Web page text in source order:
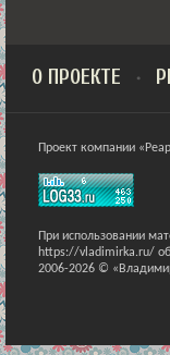
О ПРОЕКТЕ
Проект компании
При использовании
https://vladimirka.ru/
2006-2026 ©